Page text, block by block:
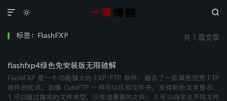
 

共 1 篇文章
标签：FlashFXP
flashfxp4绿色免安装版无限破解
FlashFXP 是一个功能强大的 FXP/FTP 软件，融合了一些其他优秀 FTP
软件的优点，如像 CuteFTP 一样可以比较文件夹，支持彩色文字显示；
1.可以跳过指定的文件类型，只传送需要的文件； 2.可以自定义不同文件